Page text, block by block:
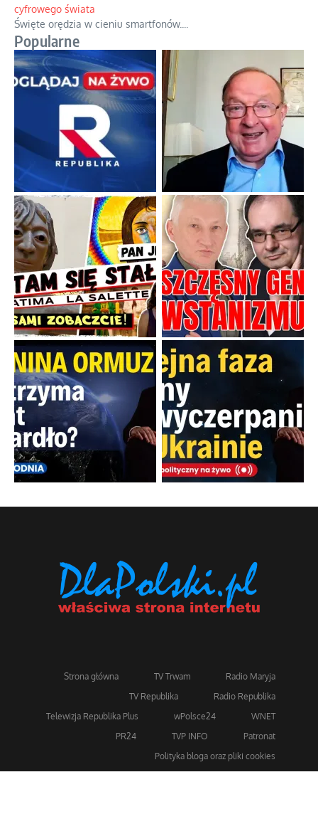
cyfrowego świata
Święte orędzia w cieniu smartfonów.
Popularne
Strona główna TV Trwam
Radio Maryja
TV Republika
Radio Republika
Telewizja Republika Plus
wPolsce24
WNET
PR24
TVP INFO
Patronat
Polityka bloga oraz pliki cookies